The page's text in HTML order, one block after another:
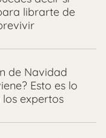
librarte de
de Navidad
Esto es lo
expertos